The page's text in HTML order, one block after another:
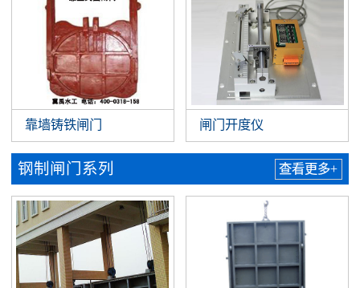
靠墙铸铁闸门 闸门开度仪
钢制闸门系列 查看更多+